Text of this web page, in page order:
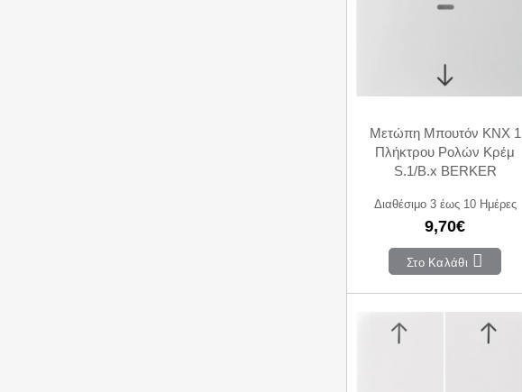
Μετώπη Μπουτόν KNX 1
Πλήκτρου Ρολών Κρέμ
S.1/B.x BERKER
Διαθέσιμο 3 έως 10 Ημέρες
9,70€
Στο Καλάθι